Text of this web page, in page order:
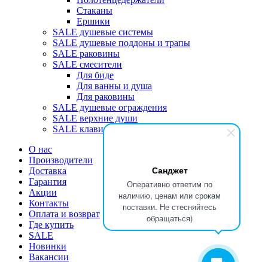
Санджет
Оперативно ответим по
наличию, ценам или срокам
поставки. Не стесняйтесь
обращаться)
Стаканы
Ершики
SALE душевые системы
SALE душевые поддоны и трапы
SALE раковины
SALE смесители
Для биде
Для ванны и душа
Для раковины
SALE душевые ограждения
SALE верхние души
SALE клавиши
О нас
Производители
Доставка
Гарантия
Акции
Контакты
Оплата и возврат
Где купить
SALE
Новинки
Вакансии